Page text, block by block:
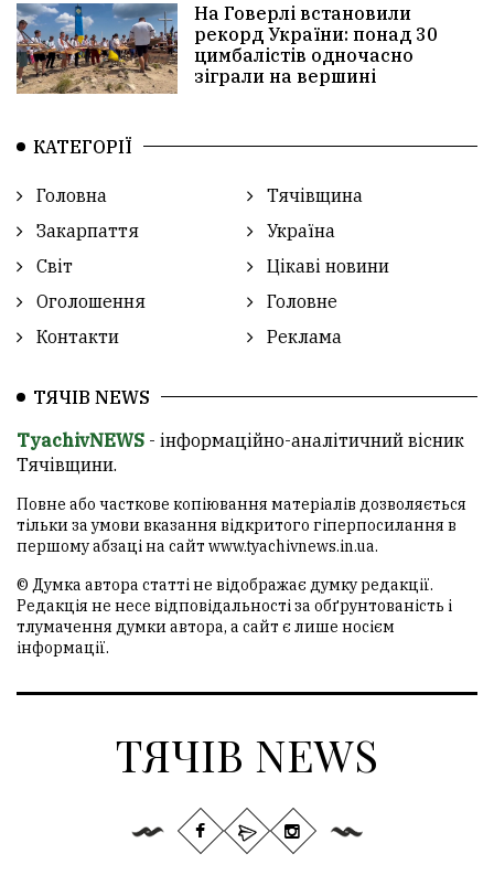
На Говерлі встановили
рекорд України: понад 30
цимбалістів одночасно
зіграли на вершині
КАТЕГОРІЇ
Головна
Тячівщина
Закарпаття
Україна
Світ
Цікаві новини
Оголошення
Головне
Контакти
Реклама
ТЯЧІВ NEWS
TyachivNEWS - інформаційно-аналітичний вісник
Тячівщини.
Повне або часткове копіювання матеріалів дозволяється
тільки за умови вказання відкритого гіперпосилання в
першому абзаці на сайт www.tyachivnews.in.ua.
© Думка автора статті не відображає думку редакції.
Редакція не несе відповідальності за обґрунтованість і
тлумачення думки автора, а сайт є лише носієм
інформації.
ТЯЧІВ NEWS